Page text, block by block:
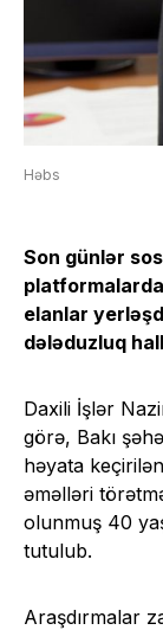
Həbs
Son günlər
elanlar
dələduzluq
Daxili İşlər
görə, Bakı
həyata
əməlləri
olunmuş 40
tutulub.
Araşdırmalar